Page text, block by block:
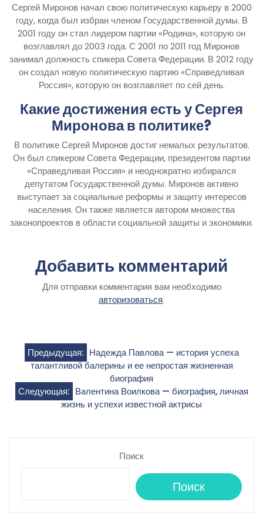
Сергей Миронов начал свою политическую карьеру в 2000
году, когда был избран членом Государственной думы. В
2001 году он стал лидером партии «Родина», которую он
возглавлял до 2003 года. С 2001 по 2011 год Миронов
занимал должность спикера Совета Федерации. В 2012 году
он создал новую политическую партию «Справедливая
Россия», которую он возглавляет по сей день.
Какие достижения есть у Сергея
Миронова в политике?
В политике Сергей Миронов достиг немалых результатов.
Он был спикером Совета Федерации, президентом партии
«Справедливая Россия» и неоднократно избирался
депутатом Государственной думы. Миронов активно
выступает за социальные реформы и защиту интересов
населения. Он также является автором множества
законопроектов в области социальной защиты и экономики.
Добавить комментарий
Для отправки комментария вам необходимо
авторизоваться.
Навигация
по
записям
Предыдущая: Надежда Павлова — история успеха
талантливой балерины и ее непростая жизненная
биография
Следующая: Валентина Воилкова — биография, личная
жизнь и успехи известной актрисы
Поиск
Поиск